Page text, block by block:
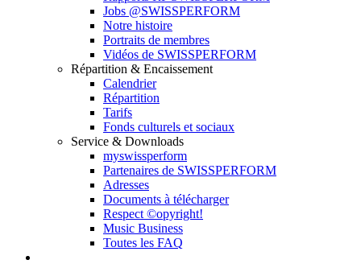
Jobs @SWISSPERFORM
Notre histoire
Portraits de membres
Vidéos de SWISSPERFORM
Répartition & Encaissement
Calendrier
Répartition
Tarifs
Fonds culturels et sociaux
Service & Downloads
myswissperform
Partenaires de SWISSPERFORM
Adresses
Documents à télécharger
Respect ©opyright!
Music Business
Toutes les FAQ